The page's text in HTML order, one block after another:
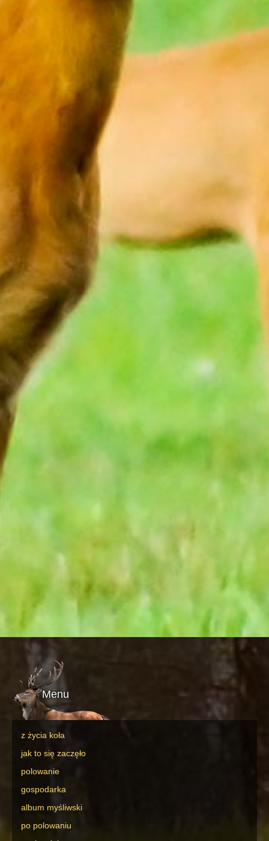
Menu
z życia koła
jak to się zaczęło
polowanie
gospodarka
album myśliwski
po polowaniu